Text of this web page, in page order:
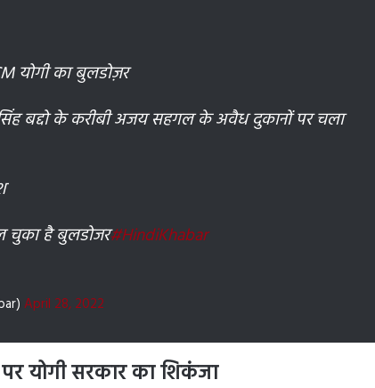
योगी का बुलडोज़र
बद्दो के करीबी अजय सहगल के अवैध दुकानों पर चला
चुका है बुलडोजर#HindiKhabar
April 28, 2022
योगी सरकार का शिकंजा